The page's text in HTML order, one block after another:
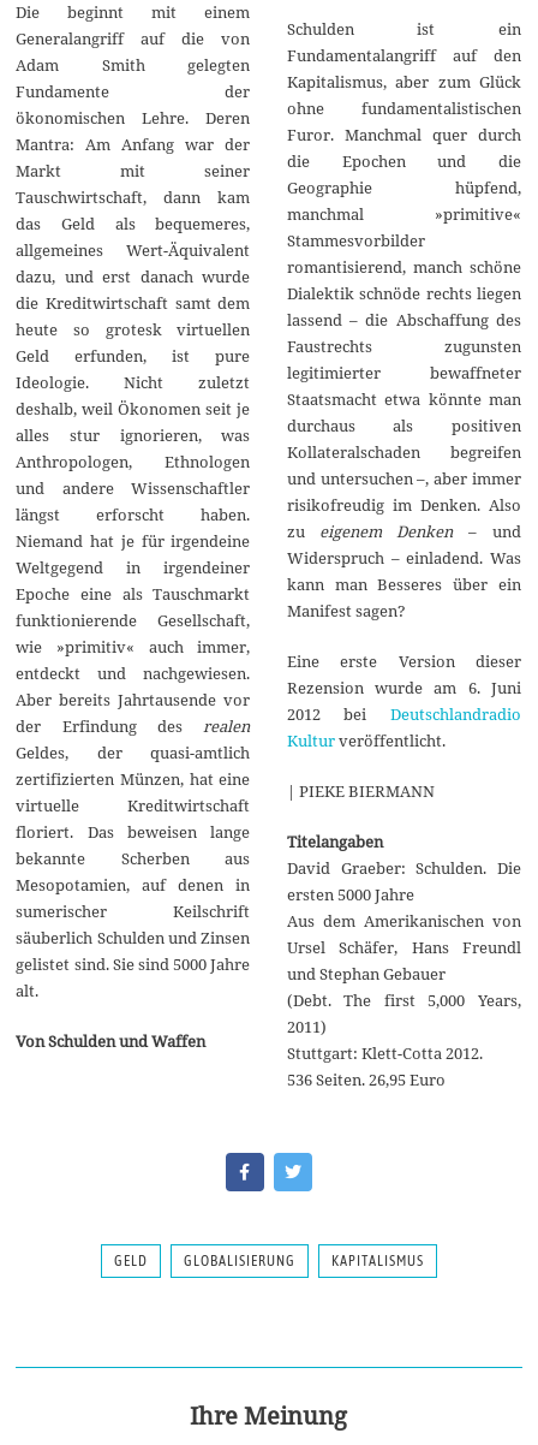
Die beginnt mit einem
Generalangriff auf die von
Adam Smith gelegten
Fundamente der
ökonomischen Lehre. Deren
Mantra: Am Anfang war der
Markt mit seiner
Tauschwirtschaft, dann kam
das Geld als bequemeres,
allgemeines Wert-Äquivalent
dazu, und erst danach wurde
die Kreditwirtschaft samt dem
heute so grotesk virtuellen
Geld erfunden, ist pure
Ideologie. Nicht zuletzt
deshalb, weil Ökonomen seit je
alles stur ignorieren, was
Anthropologen, Ethnologen
und andere Wissenschaftler
längst erforscht haben.
Niemand hat je für irgendeine
Weltgegend in irgendeiner
Epoche eine als Tauschmarkt
funktionierende Gesellschaft,
wie »primitiv« auch immer,
entdeckt und nachgewiesen.
Aber bereits Jahrtausende vor
der Erfindung desrealen
Geldes, der quasi-amtlich
zertifizierten Münzen, hat eine
virtuelle Kreditwirtschaft
floriert. Das beweisen lange
bekannte Scherben aus
Mesopotamien, auf denen in
sumerischer Keilschrift
säuberlich Schulden und Zinsen
gelistet sind. Sie sind 5000 Jahre
alt.
Von Schulden und Waffen
Schulden ist ein
Fundamentalangriff auf den
Kapitalismus, aber zum Glück
ohne fundamentalistischen
Furor. Manchmal quer durch
die Epochen und die
Geographie hüpfend,
manchmal »primitive«
Stammesvorbilder
romantisierend, manch schöne
Dialektik schnöde rechts liegen
lassend – die Abschaffung des
Faustrechts zugunsten
legitimierter bewaffneter
Staatsmacht etwa könnte man
durchaus als positiven
Kollateralschaden begreifen
und untersuchen –, aber immer
risikofreudig im Denken. Also
zu eigenem Denken– und
Widerspruch – einladend. Was
kann man Besseres über ein
Manifest sagen?
Eine erste Version dieser
Rezension wurde am 6. Juni
2012 bei Deutschlandradio
Kulturveröffentlicht.
| PIEKE BIERMANN
Titelangaben
David Graeber: Schulden. Die
ersten 5000 Jahre
Aus dem Amerikanischen von
Ursel Schäfer, Hans Freundl
und Stephan Gebauer
(Debt. The first 5,000 Years,
2011)
Stuttgart: Klett-Cotta 2012.
536 Seiten. 26,95 Euro
GELD GLOBALISIERUNG KAPITALISMUS
Ihre Meinung